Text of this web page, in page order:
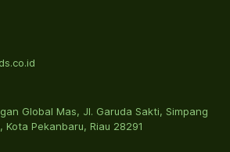
Global Mas, Jl. Garuda Sakti, Simpang
Kota Pekanbaru, Riau 28291